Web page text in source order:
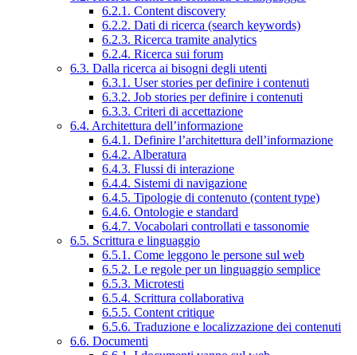
6.2.1. Content discovery
6.2.2. Dati di ricerca (search keywords)
6.2.3. Ricerca tramite analytics
6.2.4. Ricerca sui forum
6.3. Dalla ricerca ai bisogni degli utenti
6.3.1. User stories per definire i contenuti
6.3.2. Job stories per definire i contenuti
6.3.3. Criteri di accettazione
6.4. Architettura dell’informazione
6.4.1. Definire l’architettura dell’informazione
6.4.2. Alberatura
6.4.3. Flussi di interazione
6.4.4. Sistemi di navigazione
6.4.5. Tipologie di contenuto (content type)
6.4.6. Ontologie e standard
6.4.7. Vocabolari controllati e tassonomie
6.5. Scrittura e linguaggio
6.5.1. Come leggono le persone sul web
6.5.2. Le regole per un linguaggio semplice
6.5.3. Microtesti
6.5.4. Scrittura collaborativa
6.5.5. Content critique
6.5.6. Traduzione e localizzazione dei contenuti
6.6. Documenti